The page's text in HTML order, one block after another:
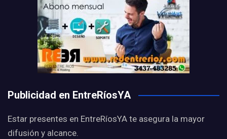
Publicidad en EntreRíosYA
Estar presentes en EntreRíosYA te asegura la mayor
difusión y alcance.